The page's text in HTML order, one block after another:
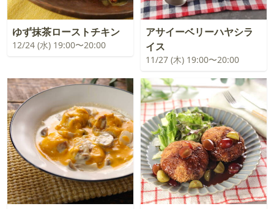
ゆず抹茶ローストチキン
12/24 (水) 19:00〜20:00
アサイーベリーハヤシラ
イス
11/27 (木) 19:00〜20:00